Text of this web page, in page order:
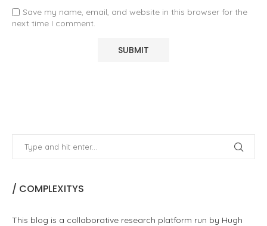
Save my name, email, and website in this browser for the
next time I comment.
/ COMPLEXITYS
This blog is a collaborative research platform run by Hugh